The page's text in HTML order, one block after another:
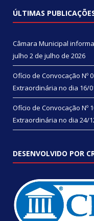
ÚLTIMAS
Câmara Municipal
julho 2 de julho de 2026
Ofício de Convocação Nº
Extraordinária no dia 16/
Ofício de Convocação Nº
Extraordinária no dia 24/
DESENVOLVIDO POR